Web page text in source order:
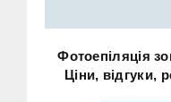
Фотоепіляція
Ціни, відгуки,